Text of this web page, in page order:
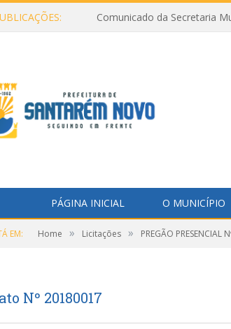
Comunicado da Secretaria
PÁGINA INICIAL O MUNICÍPIO
EM: Home » Licitações » PREGÃO PRESENCIAL
Nº 20180017